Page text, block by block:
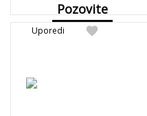
Pozovite
Detaljnije
favorite
Uporedi